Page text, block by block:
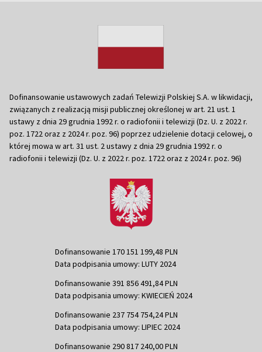
Dofinansowanie ustawowych zadań Telewizji Polskiej S.A. w likwidacji,
związanych z realizacją misji publicznej określonej w art. 21 ust. 1
ustawy z dnia 29 grudnia 1992 r. o radiofonii i telewizji (Dz. U. z 2022 r.
poz. 1722 oraz z 2024 r. poz. 96) poprzez udzielenie dotacji celowej, o
której mowa w art. 31 ust. 2 ustawy z dnia 29 grudnia 1992 r. o
radiofonii i telewizji (Dz. U. z 2022 r. poz. 1722 oraz z 2024 r. poz. 96)
Dofinansowanie 170 151 199,48 PLN
Data podpisania umowy: LUTY 2024
Dofinansowanie 391 856 491,84 PLN
Data podpisania umowy: KWIECIEŃ 2024
Dofinansowanie 237 754 754,24 PLN
Data podpisania umowy: LIPIEC 2024
Dofinansowanie 290 817 240,00 PLN